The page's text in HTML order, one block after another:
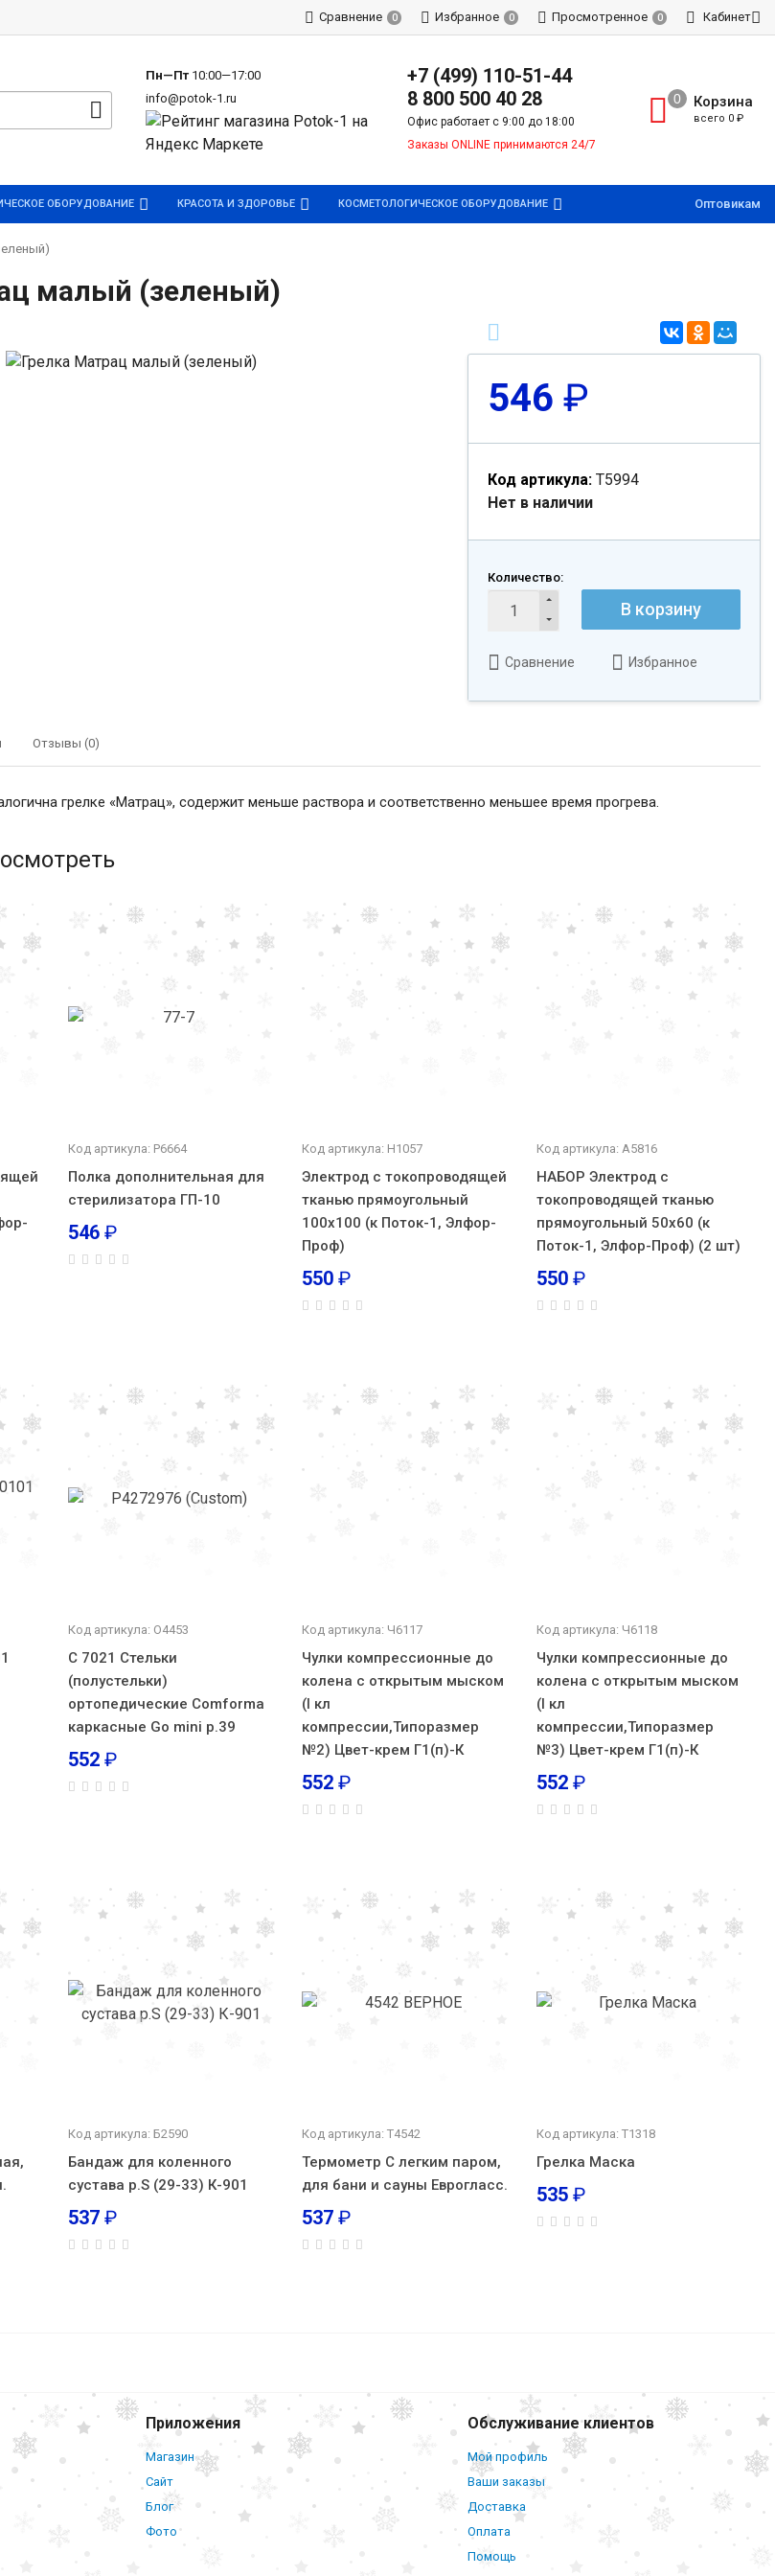
Сравнение 0 Избранное 0 Просмотренное 0 Кабинет
Пн—Пт10:00—17:00
info@potok-1.ru
+7 (499) 110-51-44
8 800 500 40 28
Офис работает с 9:00 до 18:00
Заказы ONLINE принимаются 24/7
Корзина
всего 0 ₽
ОБОРУДОВАНИЕ КРАСОТА И ЗДОРОВЬЕ КОСМЕТОЛОГИЧЕСКОЕ ОБОРУДОВАНИЕ Оптовикам
малый (зеленый)
546 ₽
Код артикула: Т5994
Нет в наличии
Количество:
В корзину
Сравнение Избранное
Отзывы (0)
грелке «Матрац», содержит меньше раствора и соответственно меньшее время прогрева.
Код артикула: Р6664
Полка дополнительная для
стерилизатора ГП-10
546 ₽
Код артикула: Н1057
Электрод с токопроводящей
тканью прямоугольный
100х100 (к Поток-1, Элфор-
Проф)
550 ₽
Код артикула: А5816
НАБОР Электрод с
токопроводящей тканью
прямоугольный 50х60 (к
Поток-1, Элфор-Проф) (2 шт)
550 ₽
Код артикула: О4453
С 7021 Стельки
(полустельки)
ортопедические Comforma
каркасные Go mini р.39
552 ₽
Код артикула: Ч6117
Чулки компрессионные до
колена с открытым мыском
(I кл
компрессии,Типоразмер
№2) Цвет-крем Г1(п)-К
552 ₽
Код артикула: Ч6118
Чулки компрессионные до
колена с открытым мыском
(I кл
компрессии,Типоразмер
№3) Цвет-крем Г1(п)-К
552 ₽
Код артикула: Б2590
Бандаж для коленного
сустава р.S (29-33) К-901
537 ₽
Код артикула: T4542
Термометр С легким паром,
для бани и сауны Еврогласс.
537 ₽
Код артикула: Т1318
Грелка Маска
535 ₽
Приложения
Магазин
Сайт
Блог
Фото
Обслуживание клиентов
Мой профиль
Ваши заказы
Доставка
Оплата
Помощь